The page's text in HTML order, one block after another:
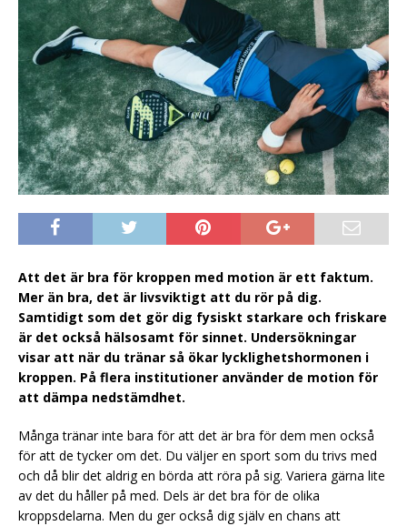
Att det är bra för kroppen med motion är ett faktum.
Mer än bra, det är livsviktigt att du rör på dig.
Samtidigt som det gör dig fysiskt starkare och friskare
är det också hälsosamt för sinnet. Undersökningar
visar att när du tränar så ökar lycklighetshormonen i
kroppen. På flera institutioner använder de motion för
att dämpa nedstämdhet.
Många tränar inte bara för att det är bra för dem men också
för att de tycker om det. Du väljer en sport som du trivs med
och då blir det aldrig en börda att röra på sig. Variera gärna lite
av det du håller på med. Dels är det bra för de olika
kroppsdelarna. Men du ger också dig själv en chans att